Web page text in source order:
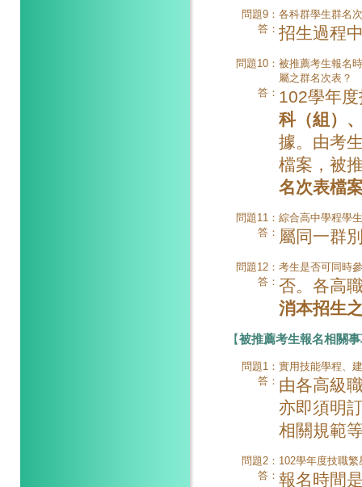
問題9： 各科群學生群名
答： 招生過程
問題10： 被推薦考生報名
屬之群名次表？
答： 102學年
科（組）
據。由考
檔案，被
名次表檔
問題11： 綜合高中學程學
答： 屬同一群
問題12： 考生是否可同時
答： 否。各高
消本招生
【被推薦考生報名相關
問題1： 實用技能學程、
答： 由各高級
亦即須明
相關規範
問題2： 102學年度技職
答： 報名時間